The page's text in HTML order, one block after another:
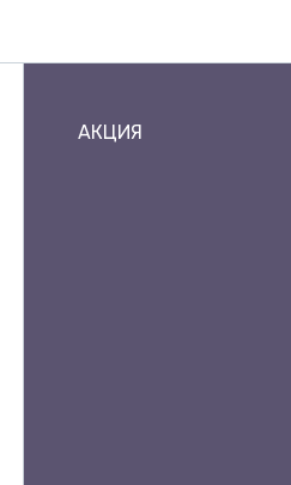
АКЦИЯ